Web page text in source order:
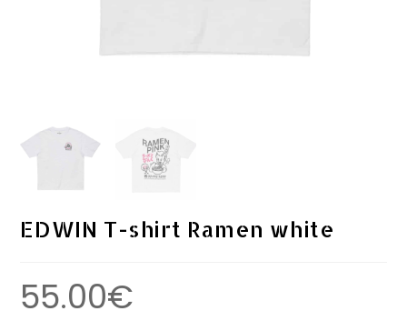
EDWIN T-shirt Ramen white
55.00€